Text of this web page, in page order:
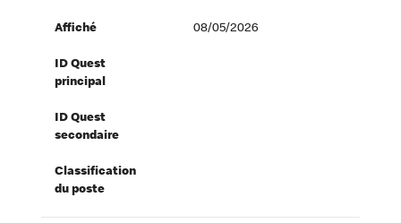
Affiché 08/05/2026
ID Quest
principal
ID Quest
secondaire
Classification
du poste